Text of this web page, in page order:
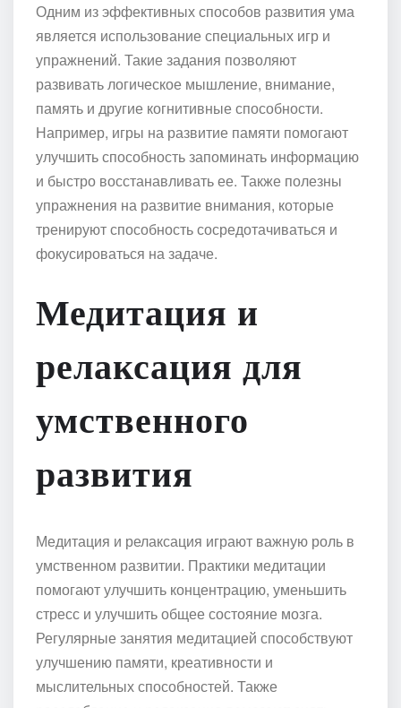
Одним из эффективных способов развития ума
является использование специальных игр и
упражнений. Такие задания позволяют
развивать логическое мышление, внимание,
память и другие когнитивные способности.
Например, игры на развитие памяти помогают
улучшить способность запоминать информацию
и быстро восстанавливать ее. Также полезны
упражнения на развитие внимания, которые
тренируют способность сосредотачиваться и
фокусироваться на задаче.
Медитация и
релаксация для
умственного
развития
Медитация и релаксация играют важную роль в
умственном развитии. Практики медитации
помогают улучшить концентрацию, уменьшить
стресс и улучшить общее состояние мозга.
Регулярные занятия медитацией способствуют
улучшению памяти, креативности и
мыслительных способностей. Также